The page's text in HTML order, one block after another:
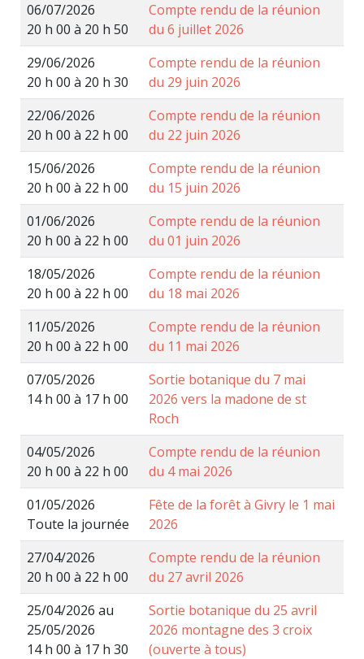
06/07/2026
20 h 00 à 20 h 50
Compte rendu de la réunion
du 6 juillet 2026
29/06/2026
20 h 00 à 20 h 30
Compte rendu de la réunion
du 29 juin 2026
22/06/2026
20 h 00 à 22 h 00
Compte rendu de la réunion
du 22 juin 2026
15/06/2026
20 h 00 à 22 h 00
Compte rendu de la réunion
du 15 juin 2026
01/06/2026
20 h 00 à 22 h 00
Compte rendu de la réunion
du 01 juin 2026
18/05/2026
20 h 00 à 22 h 00
Compte rendu de la réunion
du 18 mai 2026
11/05/2026
20 h 00 à 22 h 00
Compte rendu de la réunion
du 11 mai 2026
07/05/2026
14 h 00 à 17 h 00
Sortie botanique du 7 mai
2026 vers la madone de st
Roch
04/05/2026
20 h 00 à 22 h 00
Compte rendu de la réunion
du 4 mai 2026
01/05/2026
Toute la journée
Fête de la forêt à Givry le 1 mai
2026
27/04/2026
20 h 00 à 22 h 00
Compte rendu de la réunion
du 27 avril 2026
25/04/2026 au
25/05/2026
14 h 00 à 17 h 30
Sortie botanique du 25 avril
2026 montagne des 3 croix
(ouverte à tous)